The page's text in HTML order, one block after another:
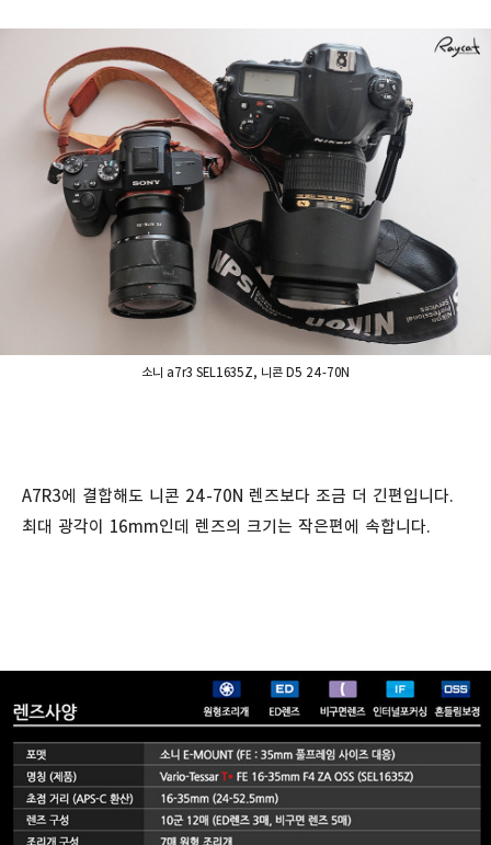
소니 a7r3 SEL1635Z, 니콘 D5 24-70N
A7R3에 결합해도 니콘 24-70N 렌즈보다 조금 더 긴편입니다.
최대 광각이 16mm인데 렌즈의 크기는 작은편에 속합니다.